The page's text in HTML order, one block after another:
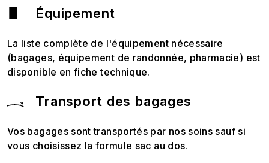
Équipement
La liste complète de l'équipement nécessaire
(bagages, équipement de randonnée, pharmacie) est
disponible en fiche technique.
Transport des bagages
Vos bagages sont transportés par nos soins sauf si
vous choisissez la formule sac au dos.